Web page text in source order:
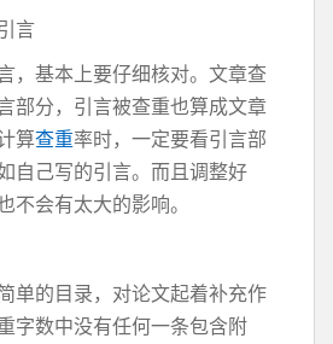
言
，基本上要仔细核对。文章查
部分，引言被查重也算成文章
算查重率时，一定要看引言部
自己写的引言。而且调整好
不会有太大的影响。
单的目录，对论文起着补充作
字数中没有任何一条包含附